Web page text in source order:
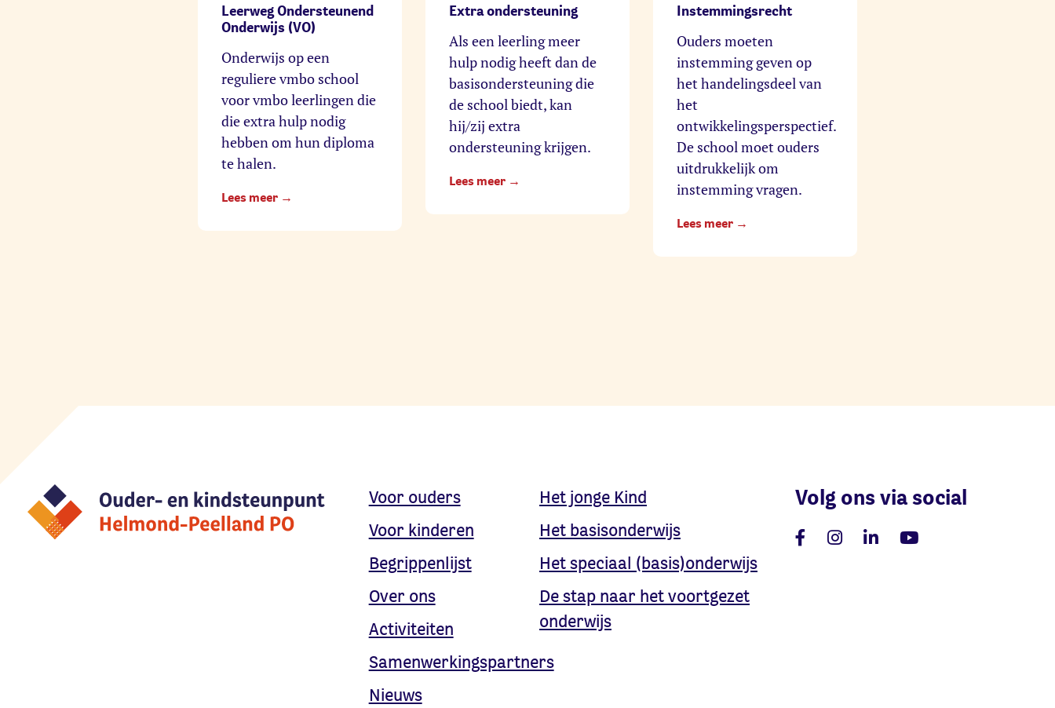
Leerweg Ondersteunend
Onderwijs (VO)
Onderwijs op een
reguliere vmbo school
voor vmbo leerlingen die
die extra hulp nodig
hebben om hun diploma
te halen.
Lees meer →
Extra ondersteuning
Als een leerling meer
hulp nodig heeft dan de
basisondersteuning die
de school biedt, kan
hij/zij extra
ondersteuning krijgen.
Lees meer →
Instemmingsrecht
Ouders moeten
instemming geven op
het handelingsdeel van
het
ontwikkelingsperspectief.
De school moet ouders
uitdrukkelijk om
instemming vragen.
Lees meer →
Voor ouders
Voor kinderen
Begrippenlijst
Over ons
Activiteiten
Samenwerkingspartners
Nieuws
Het jonge Kind
Het basisonderwijs
Het speciaal (basis)onderwijs
De stap naar het voortgezet
onderwijs
Volg ons via social